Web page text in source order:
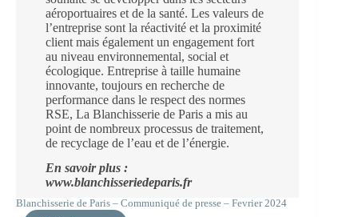
aéroportuaires et de la santé. Les valeurs de
l’entreprise sont la réactivité et la proximité
client mais également un engagement fort
au niveau environnemental, social et
écologique. Entreprise à taille humaine
innovante, toujours en recherche de
performance dans le respect des normes
RSE, La Blanchisserie de Paris a mis au
point de nombreux processus de traitement,
de recyclage de l’eau et de l’énergie.
En savoir plus :
www.blanchisseriedeparis.fr
Blanchisserie de Paris – Communiqué de presse – Fevrier 2024